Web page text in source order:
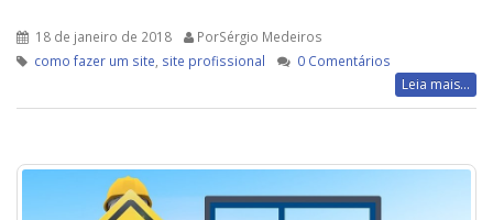
18 de janeiro de 2018
PorSérgio Medeiros
como fazer um site site profissional 0 Comentários
Leia mais...